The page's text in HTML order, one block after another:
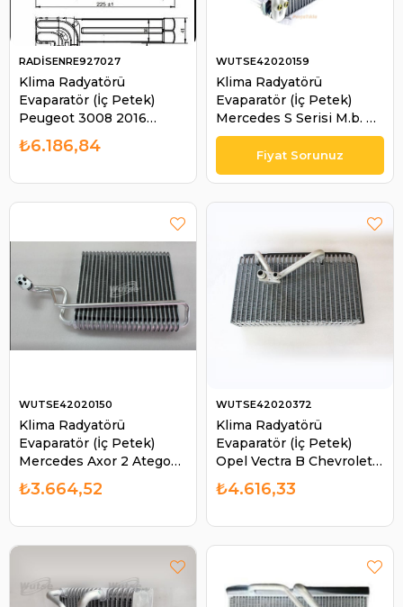
Klima Radyatörü
Evaparatör (İç Petek)
Peugeot 3008 2016
Brazed 220x316x38
1618895580 9822121780
RADİSENRE927027
₺6.186,84
Klima Radyatörü
Evaparatör (İç Petek)
Mercedes S Serisi M.b. E-
class ,W220 - S280 -
S600* 235-306- | WUTSE
42020159
WUTSE42020159
Klima Radyatörü
Evaparatör (İç Petek)
Mercedes Axor 2 Atego
2040 2644 2533 | WUTSE
42020150
WUTSE42020150
₺3.664,52
Klima Radyatörü
Evaparatör (İç Petek)
Opel Vectra B Chevrolet
8FV351210671 42020372 |
WUTSE 42020372
WUTSE42020372
₺4.616,33